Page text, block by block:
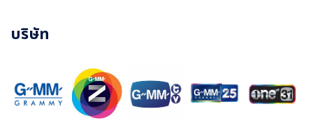
บริษัท